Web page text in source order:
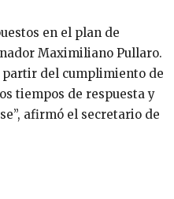
en el plan de
Maximiliano Pullaro.
partir del cumplimiento de
tiempos de respuesta y
afirmó el secretario de